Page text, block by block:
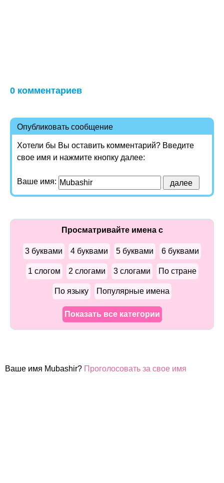
0 комментариев
Опубликовать сообщение
Хотели бы Вы оставить комментарий? Введите
свое имя и нажмите кнопку далее:
Ваше имя:
Просматривайте имена с
3 буквами 4 буквами 5 буквами 6 буквами
1 слогом 2 слогами 3 слогами По стране
По языку Популярные имена
Показать все категории
Ваше имя Mubashir? Проголосовать за свое имя